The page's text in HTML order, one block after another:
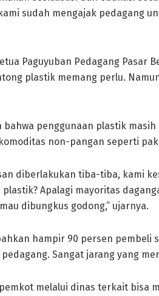
sudah mengajak pedagang
Paguyuban Pedagang Pasar
plastik memang perlu.
bahwa penggunaan plastik
non-pangan seperti
diberlakukan tiba-tiba, kami
Apalagi mayoritas
dibungkus godong,” ujarnya.
hampir 90 persen pembeli
Sangat jarang yang
melalui dinas terkait bisa